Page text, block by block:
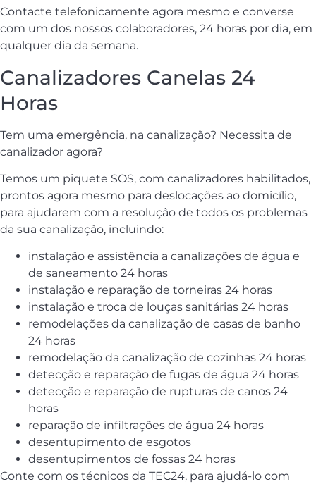
Contacte telefonicamente agora mesmo e converse
com um dos nossos colaboradores, 24 horas por dia, em
qualquer dia da semana.
Canalizadores Canelas 24
Horas
Tem uma emergência, na canalização? Necessita de
canalizador agora?
Temos um piquete SOS, com canalizadores habilitados,
prontos agora mesmo para deslocações ao domicílio,
para ajudarem com a resoluçâo de todos os problemas
da sua canalização, incluindo:
instalação e assistência a canalizações de água e
de saneamento 24 horas
instalação e reparação de torneiras 24 horas
instalação e troca de louças sanitárias 24 horas
remodelações da canalização de casas de banho
24 horas
remodelação da canalização de cozinhas 24 horas
detecção e reparação de fugas de água 24 horas
detecção e reparação de rupturas de canos 24
horas
reparação de infiltrações de água 24 horas
desentupimento de esgotos
desentupimentos de fossas 24 horas
Conte com os técnicos da TEC24, para ajudá-lo com